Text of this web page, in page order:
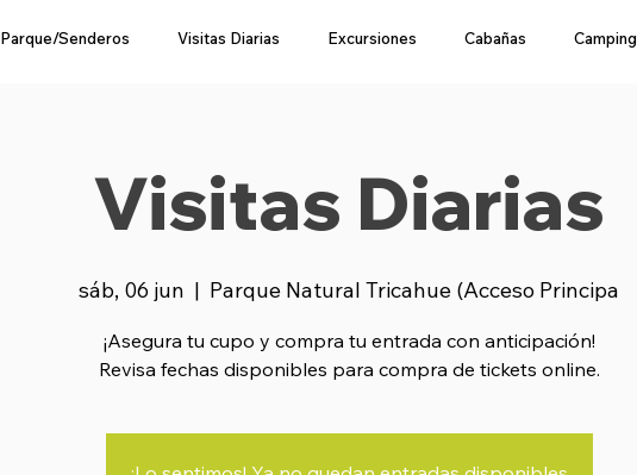
Parque/Senderos Visitas Diarias Excursiones Cabañas Camping
Visitas Diarias
sáb, 06 jun
  |
Parque Natural Tricahue (Acceso Principa
¡Asegura tu cupo y compra tu entrada con anticipación!
Revisa fechas disponibles para compra de tickets online.